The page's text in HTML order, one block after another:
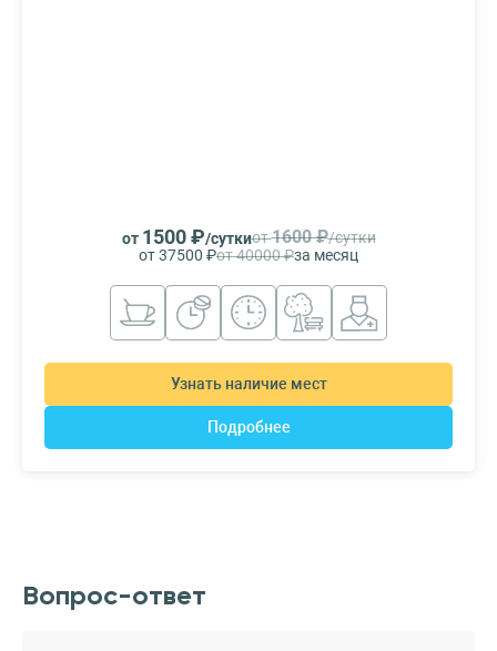
от 1500 ₽/суткиот1600 ₽/сутки
от 37500 ₽от 40000 ₽за месяц
Узнать наличие мест
Подробнее
Вопрос-ответ